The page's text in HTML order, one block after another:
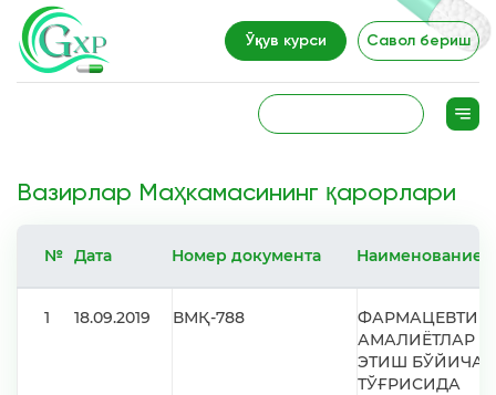
Ўқув курси Савол бериш
Вазирлар Маҳкамасининг қарорлари
№ Дата Номер документа Наименование
1 18.09.2019 ВМҚ-788
АМАЛИЁТЛАР
ЭТИШ БЎЙИЧА
ТЎҒРИСИДА